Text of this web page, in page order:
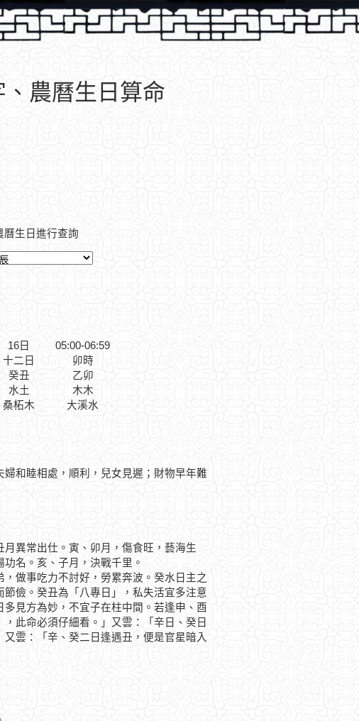
農曆生日算命
曆生日進行查詢
16日
05:00-06:59
十二日
卯時
癸丑
乙卯
水土
桑柘木
木木
大溪水
和睦相處，順利，兒女見遲；財物早年難
異常出仕。寅、卯月，傷食旺，藝海生
名。亥、子月，決戰千里。
做事吃力不討好，勞累奔波。癸水日主之
儉。癸丑為「八專日」，私失活宜多注意
見方為妙，不宜子在柱中間。若逢申、酉
此命必須仔細看。」又雲：「辛日、癸日
雲：「辛、癸二日逢遇丑，便是官星暗入